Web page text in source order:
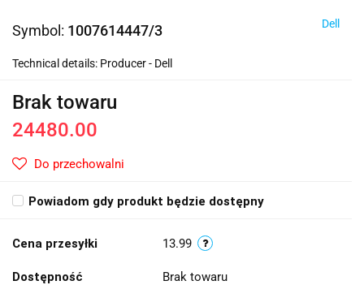
Symbol: 1007614447/3 Dell
Technical details: Producer - Dell
Brak towaru
24480.00
Do przechowalni
Powiadom gdy produkt będzie dostępny
Cena przesyłki 13.99
Dostępność Brak towaru